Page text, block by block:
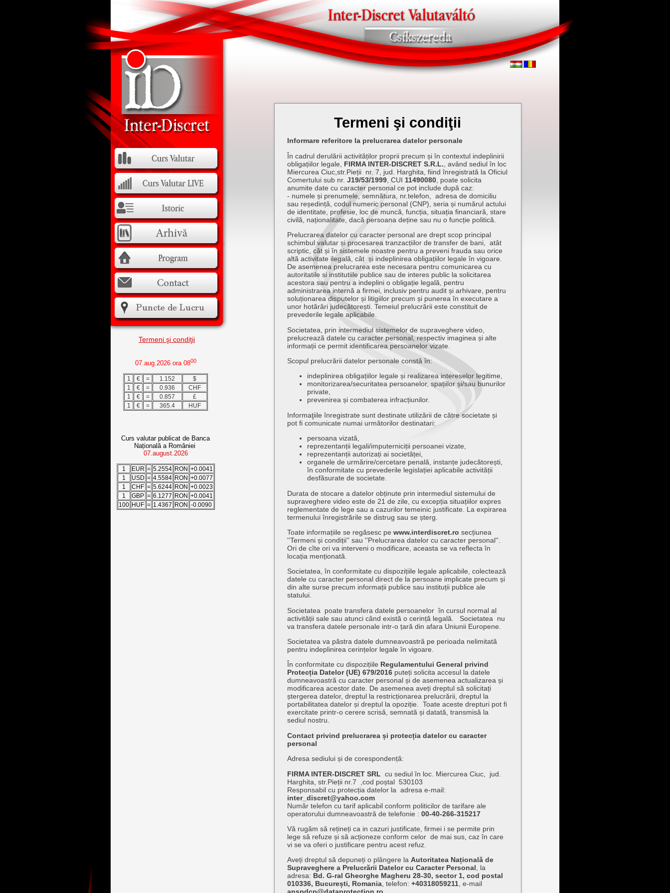
Termeni şi condiţii
Termeni şi condiţii
Informare referitore la prelucrarea datelor personale
În cadrul derulării activităților proprii precum și în contextul indeplinirii
obligațiilor legale, FIRMA INTER-DISCRET S.R.L. , având sediul în loc
Miercurea Ciuc,str.Pieții nr. 7, jud. Harghita, fiind înregistrată la Oficiul
Comertului sub nr. J19/53/1999, CUI 11490080, poate solicita
anumite date cu caracter personal ce pot include după caz:
- numele și prenumele, semnătura, nr.telefon, adresa de domiciliu
sau reședință, codul numeric personal (CNP), seria și numărul actului
de identitate, profesie, loc de muncă, funcția, situația financiară, stare
civilă, naționalitate, dacă persoana deține sau nu o funcție politică.
Prelucrarea datelor cu caracter personal are drept scop principal
schimbul valutar și procesarea tranzacțiilor de transfer de bani, atât
scriptic, cât și în sistemele noastre pentru a preveni frauda sau orice
altă activitate ilegală, cât și indeplinirea obligațiilor legale în vigoare.
De asemenea prelucrarea este necesara pentru comunicarea cu
autoritatile si institutiile publice sau de interes public la solicitarea
acestora sau pentru a indeplini o obligație legală, pentru
administrarea internă a firmei, inclusiv pentru audit și arhivare, pentru
soluționarea disputelor și litigiilor precum și punerea în executare a
unor hotărâri judecătorești. Temeiul prelucrării este constituit de
prevederile legale aplicabile.
Societatea, prin intermediul sistemelor de supraveghere video,
prelucrează datele cu caracter personal, respectiv imaginea și alte
informații ce permit identificarea persoanelor vizate.
Scopul prelucrării datelor personale constă în:
indeplinirea obligațiilor legale și realizarea intereselor legitime,
monitorizarea/securitatea persoanelor, spațiilor și/sau bunurilor
private,
prevenirea și combaterea infracțiunilor.
Informaţiile înregistrate sunt destinate utilizării de către societate și
pot fi comunicate numai următorilor destinatari:
persoana vizată,
reprezentanții legali/imputerniciții persoanei vizate,
reprezentanții autorizați ai societăței,
organele de urmărire/cercetare penală, instanțe judecătorești,
în conformitate cu prevederile legislației aplicabile activității
desfăsurate de societate.
Durata de stocare a datelor obținute prin intermediul sistemului de
supraveghere video este de 21 de zile, cu excepția situațiilor expres
reglementate de lege sau a cazurilor temeinic justificate. La expirarea
termenului înregistrările se distrug sau se șterg.
Toate informațiile se regăsesc pe www.interdiscret.ro secțiunea
''Termeni și condiții'' sau ''Prelucrarea datelor cu caracter personal''.
Ori de cîte ori va interveni o modificare, aceasta se va reflecta în
locația menționată.
Societatea, în conformitate cu dispozițiile legale aplicabile, colectează
datele cu caracter personal direct de la persoane implicate precum și
din alte surse precum informații publice sau instituții publice ale
statului.
Societatea poate transfera datele persoanelor în cursul normal al
activității sale sau atunci când există o cerință legală. Societatea nu
va transfera datele personale intr-o țară din afara Uniunii Europene.
Societatea va păstra datele dumneavoastră pe perioada nelimitată
pentru indeplinirea cerințelor legale în vigoare.
În conformitate cu dispozițiile Regulamentului General privind
Protecția Datelor (UE) 679/2016puteți solicita accesul la datele
dumneavoastră cu caracter personal și de asemenea actualizarea și
modificarea acestor date. De asemenea aveți dreptul să solicitați
ștergerea datelor, dreptul la restricționarea prelucrării, dreptul la
portabilitatea datelor și dreptul la opoziție. Toate aceste drepturi pot fi
exercitate printr-o cerere scrisă, semnată și datată, transmisă la
sediul nostru.
Contact privind prelucrarea și protecția datelor cu caracter
personal
Adresa sediului și de corespondență:
FIRMA INTER-DISCRET SRL cu sediul în loc. Miercurea Ciuc, jud.
Harghita, str.Pieții nr.7 ,cod poștal 530103
Responsabil cu protecția datelor la adresa e-mail:
inter_discret@yahoo.com
Număr telefon cu tarif aplicabil conform politicilor de tarifare ale
operatorului dumneavoastră de telefonie : 00-40-266-315217
Vă rugăm să rețineți ca in cazuri justificate, firmei i se permite prin
lege să refuze și să acționeze conform celor de mai sus, caz în care
vi se va oferi o justificare pentru acest refuz.
Aveți dreptul să depuneți o plângere la Autoritatea Națională de
Supraveghere a Prelucrării Datelor cu Caracter Personal, la
adresa: Bd. G-ral Gheorghe Magheru 28-30, sector 1, cod postal
010336, București, Romania, telefon: +40318059211, e-mail
07.aug.2026 ora 0800
1 € = 1.152
$
1
€ = 0.936
CHF
1
€ = 0.857
£
1
€ = 365.4 HUF
Curs valutar publicat de Banca
Națională a României
07.august.2026
1 EUR = 5.2554 RON +0.0041
1
USD = 4.5584 RON +0.0077
1
CHF = 5.6244 RON +0.0023
1
GBP = 6.1277 RON +0.0041
100 HUF = 1.4367 RON -0.0090